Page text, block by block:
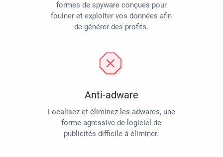
formes de spyware conçues pour
fouiner et exploiter vos données afin
de générer des profits.
Anti-adware
Localisez et éliminez les adwares, une
forme agressive de logiciel de
publicités difficile à éliminer.